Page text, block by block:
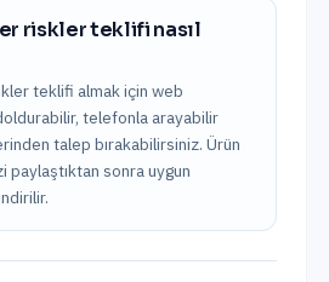
riskler teklifi nasıl
teklifi almak için web
telefonla arayabilir
talep bırakabilirsiniz. Ürün
paylaştıktan sonra uygun